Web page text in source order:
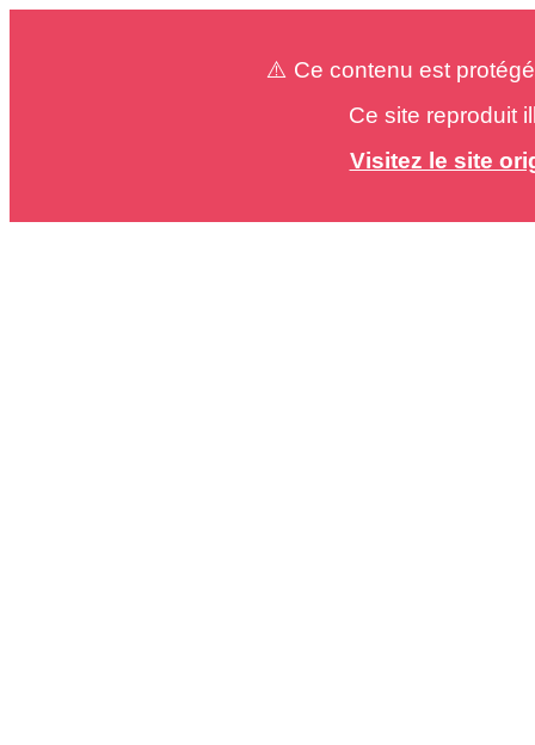
⚠️ Ce contenu est
Ce site reproduit
Visitez le site